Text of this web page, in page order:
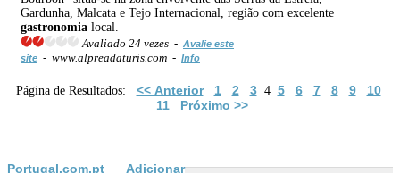
Gardunha, Malcata e Tejo Internacional, região com excelente
gastronomia local.
Avaliado 24 vezes - Avalie este
site - www.alpreadaturis.com - Info
Página de Resultados: << Anterior 1 2 34 5 6 7 8 9
10
11
Próximo >>
Portugal.com.pt
Adicionar